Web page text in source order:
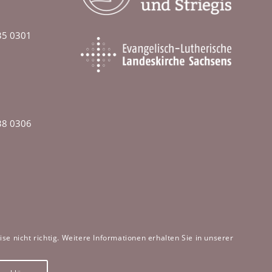
0301
0306
nicht richtig. Weitere Informationen erhalten Sie in unserer